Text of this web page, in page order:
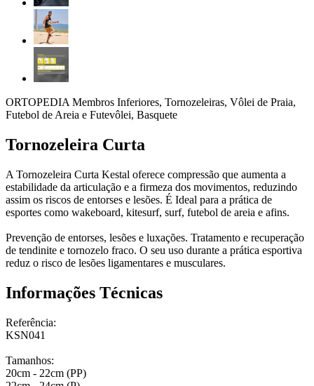
ORTOPEDIA Membros Inferiores, Tornozeleiras, Vôlei de Praia,
Futebol de Areia e Futevôlei, Basquete
Tornozeleira Curta
A Tornozeleira Curta Kestal oferece compressão que aumenta a
estabilidade da articulação e a firmeza dos movimentos, reduzindo
assim os riscos de entorses e lesões. É Ideal para a prática de
esportes como wakeboard, kitesurf, surf, futebol de areia e afins.
Prevenção de entorses, lesões e luxações. Tratamento e recuperação
de tendinite e tornozelo fraco. O seu uso durante a prática esportiva
reduz o risco de lesões ligamentares e musculares.
Informações Técnicas
Referência:
KSN041
Tamanhos:
20cm - 22cm (PP)